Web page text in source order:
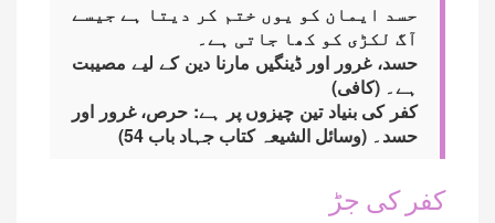
حسد ایمان کو یوں ختم کر دیتا ہے جیسے
آگ لکڑی کو کھا جاتی ہے۔
حسد، غرور اور ڈینگیں مارنا دین کے لیے مصیبت
ہے۔ (کافی)
کفر کی بنیاد تین چیزوں پر ہے: حرص، غرور اور
حسد۔ (وسائل الشیعہ کتاب جہاد باب 54)
کفر کی جڑ